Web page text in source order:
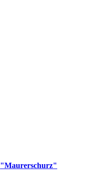
"Maurerschurz"